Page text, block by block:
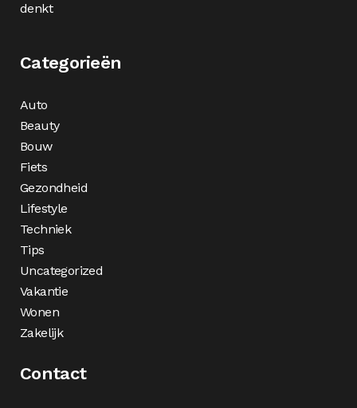
denkt
Categorieën
Auto
Beauty
Bouw
Fiets
Gezondheid
Lifestyle
Techniek
Tips
Uncategorized
Vakantie
Wonen
Zakelijk
Contact